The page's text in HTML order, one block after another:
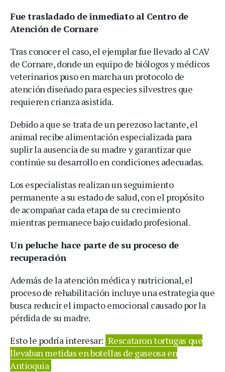
Fue trasladado de inmediato al Centro de
Atención de Cornare
Tras conocer el caso, el ejemplar fue llevado al CAV
de Cornare, donde un equipo de biólogos y médicos
veterinarios puso en marcha un protocolo de
atención diseñado para especies silvestres que
requieren crianza asistida.
Debido a que se trata de un perezoso lactante, el
animal recibe alimentación especializada para
suplir la ausencia de su madre y garantizar que
continúe su desarrollo en condiciones adecuadas.
Los especialistas realizan un seguimiento
permanente a su estado de salud, con el propósito
de acompañar cada etapa de su crecimiento
mientras permanece bajo cuidado profesional.
Un peluche hace parte de su proceso de
recuperación
Además de la atención médica y nutricional, el
proceso de rehabilitación incluye una estrategia que
busca reducir el impacto emocional causado por la
pérdida de su madre.
Esto le podría interesar: Rescataron tortugas que
llevaban metidas en botellas de gaseosa en
Antioquia